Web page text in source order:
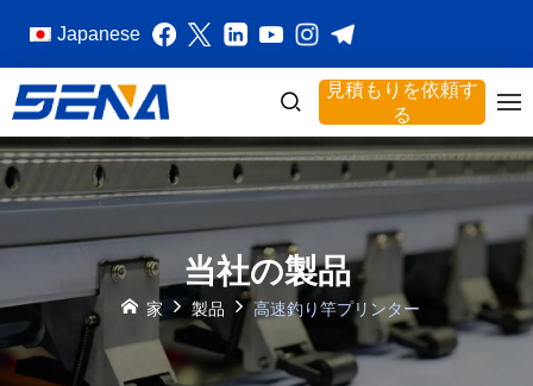
Japanese
見積もりを依頼す
る
当社の製品
家 製品 高速釣り竿プリンター